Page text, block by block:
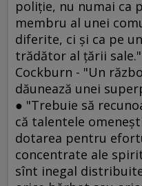
poliţie, nu numai ca
membru al unei
diferite, ci şi ca pe un
trădător al ţării
Cockburn - "Un
dăunează unei
● "Trebuie să
că talentele
dotarea pentru
concentrate ale
sînt inegal